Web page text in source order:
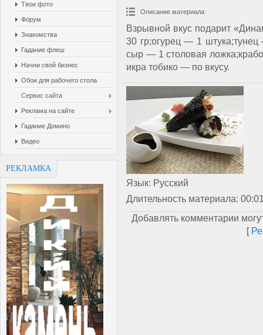
Твои фото
Форум
Знакомства
Гадание флеш
Начни свой бизнес
Обои для рабочего стола
Сервис сайта
Реклама на сайте
Гадание Домино
Видео
РЕКЛАМКА
Описание материала:
Взрывной вкус подарит
30 гр;огурец — 1
сыр — 1 столовая
икра тобико — по вкусу.
Язык: Русский
Длительность материала:
Добавлять комментарии
[